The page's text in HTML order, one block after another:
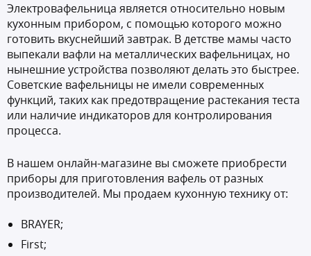
Электровафельница является относительно новым
кухонным прибором, с помощью которого можно
готовить вкуснейший завтрак. В детстве мамы часто
выпекали вафли на металлических вафельницах, но
нынешние устройства позволяют делать это быстрее.
Советские вафельницы не имели современных
функций, таких как предотвращение растекания теста
или наличие индикаторов для контролирования
процесса.
В нашем онлайн-магазине вы сможете приобрести
приборы для приготовления вафель от разных
производителей. Мы продаем кухонную технику от:
BRAYER;
First;